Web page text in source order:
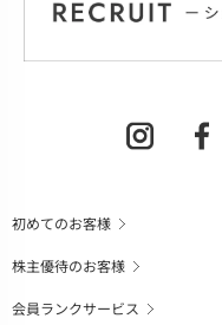
初めてのお客様
株主優待のお客様
会員ランクサービス